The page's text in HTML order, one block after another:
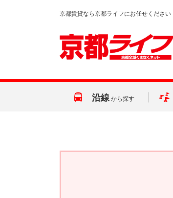
京都賃貸なら京都ライフにお任せくださ
沿線 から探す